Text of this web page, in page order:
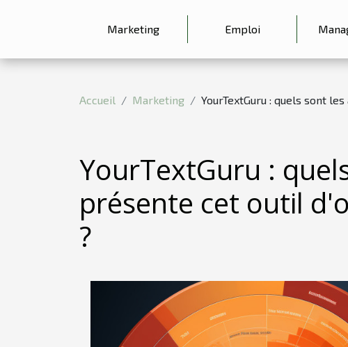
Marketing Emploi
Accueil Marketing YourTextGuru : quels sont
YourTextGuru :
présente cet outil
?